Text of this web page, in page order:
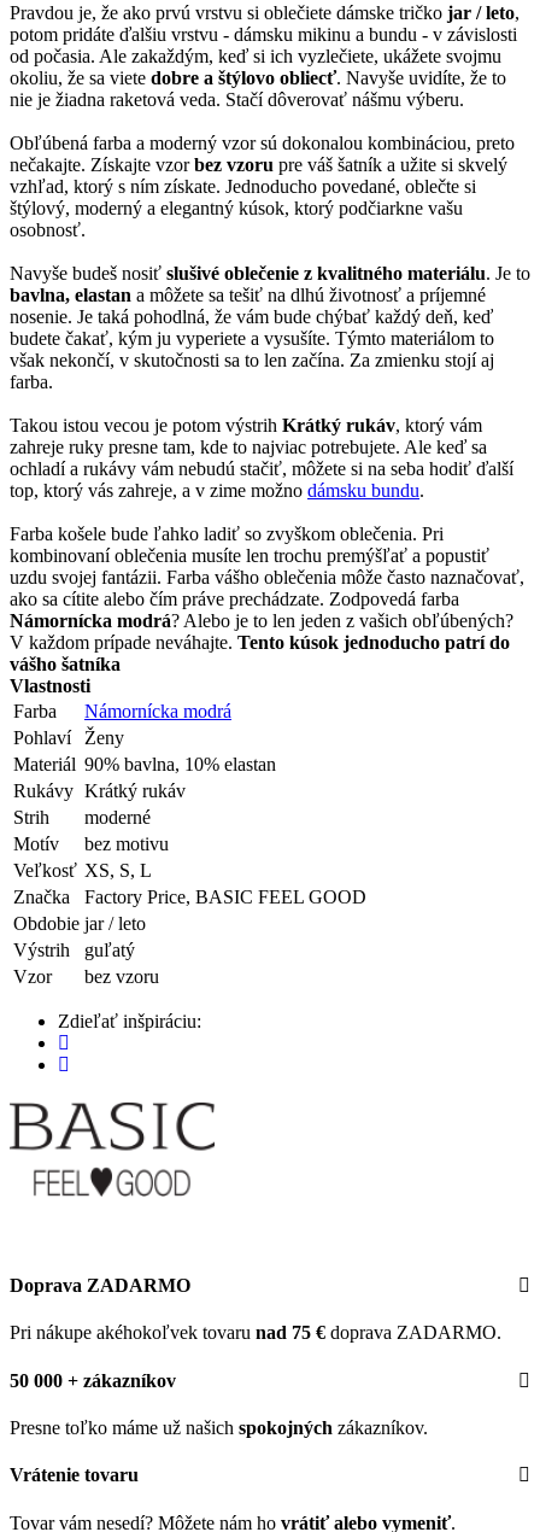
Pravdou je, že ako prvú vrstvu si oblečiete dámske tričko jar / leto,
potom pridáte ďalšiu vrstvu - dámsku mikinu a bundu - v závislosti
od počasia. Ale zakaždým, keď si ich vyzlečiete, ukážete svojmu
okoliu, že sa viete dobre a štýlovo obliecť. Navyše uvidíte, že to
nie je žiadna raketová veda. Stačí dôverovať nášmu výberu.
Obľúbená farba a moderný vzor sú dokonalou kombináciou, preto
nečakajte. Získajte vzorbez vzoru pre váš šatník a užite si skvelý
vzhľad, ktorý s ním získate. Jednoducho povedané, oblečte si
štýlový, moderný a elegantný kúsok, ktorý podčiarkne vašu
osobnosť.
Navyše budeš nosiť slušivé oblečenie z kvalitného materiálu. Je to
bavlna, elastan a môžete sa tešiť na dlhú životnosť a príjemné
nosenie. Je taká pohodlná, že vám bude chýbať každý deň, keď
budete čakať, kým ju vyperiete a vysušíte. Týmto materiálom to
však nekončí, v skutočnosti sa to len začína. Za zmienku stojí aj
farba.
Takou istou vecou je potom výstrih Krátký rukáv, ktorý vám
zahreje ruky presne tam, kde to najviac potrebujete. Ale keď sa
ochladí a rukávy vám nebudú stačiť, môžete si na seba hodiť ďalší
top, ktorý vás zahreje, a v zime možno dámsku bundu.
Farba košele bude ľahko ladiť so zvyškom oblečenia. Pri
kombinovaní oblečenia musíte len trochu premýšľať a popustiť
uzdu svojej fantázii. Farba vášho oblečenia môže často naznačovať,
ako sa cítite alebo čím práve prechádzate. Zodpovedá farba
Námornícka modrá? Alebo je to len jeden z vašich obľúbených?
V každom prípade neváhajte. Tento kúsok jednoducho patrí do
vášho šatníka
Vlastnosti
Farba
Námornícka modrá
Pohlaví
Ženy
Materiál 90% bavlna, 10% elastan
Rukávy Krátký rukáv
Strih
moderné
Motív
bez motivu
Veľkosť XS, S, L
Značka
Factory Price, BASIC FEEL GOOD
Obdobie jar / leto
Výstrih
guľatý
Vzor
bez vzoru
Zdieľať inšpiráciu:
Doprava ZADARMO
Pri nákupe akéhokoľvek tovaru nad 75 € doprava ZADARMO.
50 000 + zákazníkov
Presne toľko máme už našich spokojných zákazníkov.
Vrátenie tovaru
Tovar vám nesedí? Môžete nám ho vrátiť alebo vymeniť.